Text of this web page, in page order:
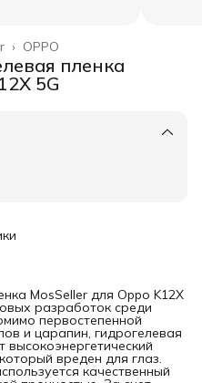
OPPO
›
›
пленка
5G
MosSeller для Oppo K12X
разработок среди
первостепенной
и царапин, гидрогелевая
высокоэнергетический
вреден для глаз.
качественный